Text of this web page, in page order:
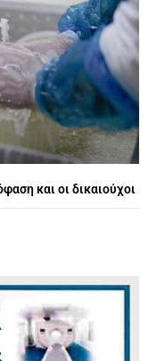
και οι δικαιούχοι